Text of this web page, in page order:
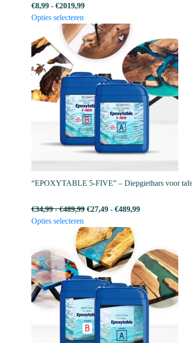
€8,99 - €2019,99Prijsklasse:
tot
€2019,99
Opties selecteren
product
heeft
meerdere
Deze
optie
kan
gekozen
worden
op
de
“EPOXYTABLE 5-FIVE” – Diepgiethars voor
€34,99 - €489,99Prijsklasse:
tot
€489,99
€27,49 - €489,99Prijsklasse:
Opties selecteren
product
heeft
meerdere
variaties.
Deze
optie
gekozen
worden
op